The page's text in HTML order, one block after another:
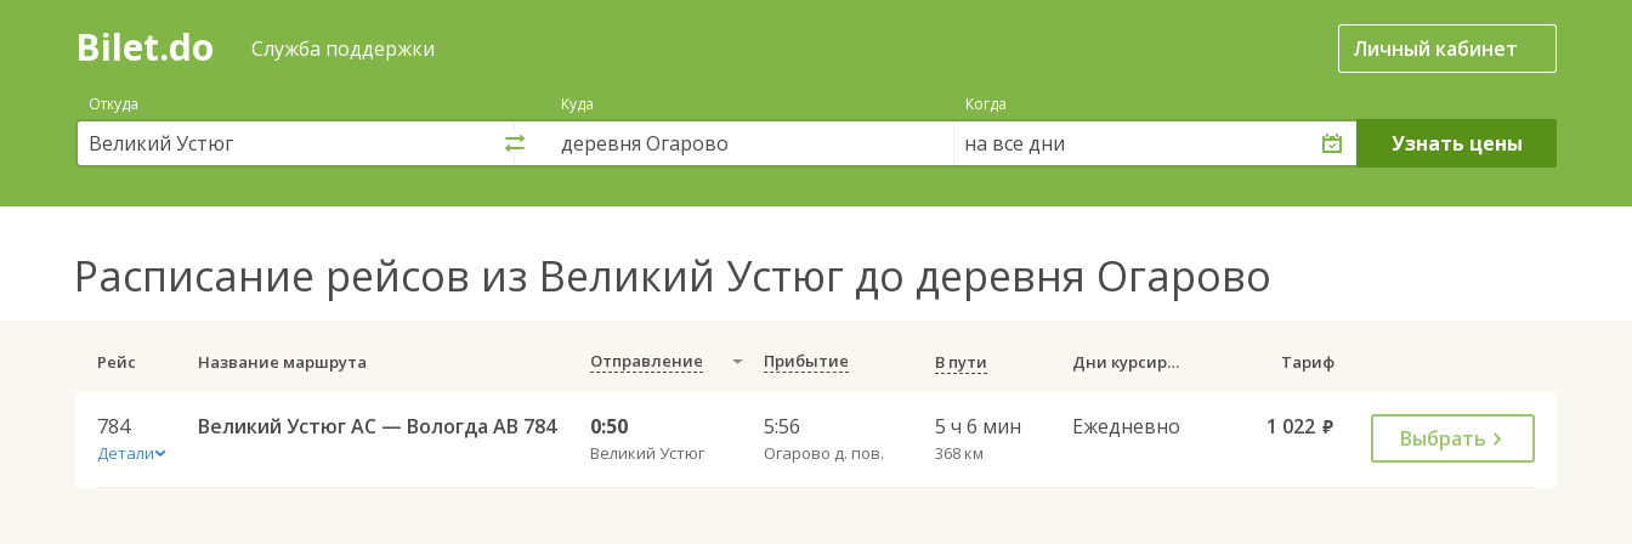
Поиск
покупка
билетов
автобус
онлайн
Bilet.do Служба поддержки Личный кабинет
Откуда Куда Когда
на все дни
Расписание рейсов из Великий Устюг до деревня Огарово
Рейс Название маршрута Отправление Прибытие В пути Дни курсирования Тариф
784
Детали
Великий Устюг АС — Вологда АВ 784 0:50
Великий Устюг
5:56
Огарово д. пов.
5 ч 6 мин
368 км
Ежедневно 1 022 руб. Выбрать